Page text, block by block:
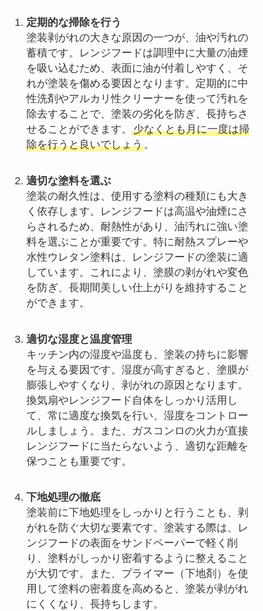
定期的な掃除を行う
塗装剥がれの大きな原因の一つが、油や汚れの
蓄積です。レンジフードは調理中に大量の油煙
を吸い込むため、表面に油が付着しやすく、そ
れが塗装を傷める要因となります。定期的に中
性洗剤やアルカリ性クリーナーを使って汚れを
除去することで、塗装の劣化を防ぎ、長持ちさ
せることができます。 少なくとも月に一度は掃
除を行うと良いでしょう。
適切な塗料を選ぶ
塗装の耐久性は、使用する塗料の種類にも大き
く依存します。レンジフードは高温や油煙にさ
らされるため、耐熱性があり、油汚れに強い塗
料を選ぶことが重要です。特に耐熱スプレーや
水性ウレタン塗料は、レンジフードの塗装に適
しています。これにより、塗膜の剥がれや変色
を防ぎ、長期間美しい仕上がりを維持すること
ができます。
適切な湿度と温度管理
キッチン内の湿度や温度も、塗装の持ちに影響
を与える要因です。湿度が高すぎると、塗膜が
膨張しやすくなり、剥がれの原因となります。
換気扇やレンジフード自体をしっかり活用し
て、常に適度な換気を行い、湿度をコントロー
ルしましょう。また、ガスコンロの火力が直接
レンジフードに当たらないよう、適切な距離を
保つことも重要です。
下地処理の徹底
塗装前に下地処理をしっかりと行うことも、剥
がれを防ぐ大切な要素です。塗装する際は、レ
ンジフードの表面をサンドペーパーで軽く削
り、塗料がしっかり密着するように整えること
が大切です。また、プライマー（下地剤）を使
用して塗料の密着度を高めると、塗装が剥がれ
にくくなり、長持ちします。